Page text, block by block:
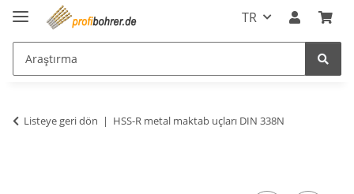
TR
Listeye geri dön HSS-R metal maktab uçları DIN 338N